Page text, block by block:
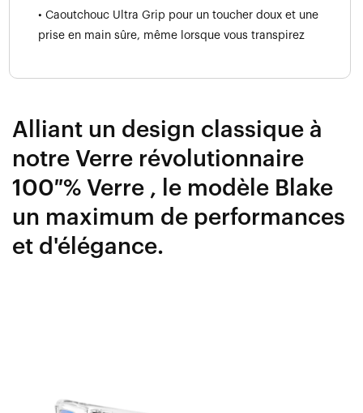
• Caoutchouc Ultra Grip pour un toucher doux et une
prise en main sûre, même lorsque vous transpirez
Alliant un design classique à
notre Verre révolutionnaire
100 % Verre , le modèle Blake
un maximum de performances
et d'élégance.